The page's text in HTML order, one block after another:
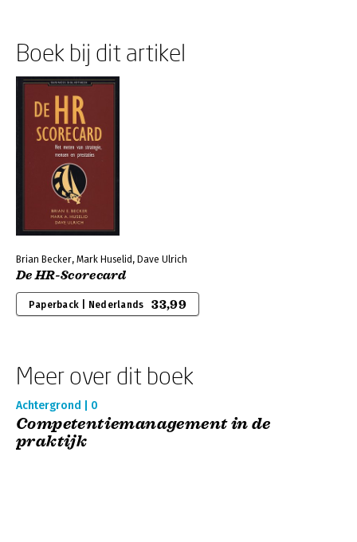
Boek bij dit artikel
Brian Becker, Mark Huselid, Dave Ulrich
De HR-Scorecard
Paperback | Nederlands 33,99
Meer over dit boek
Achtergrond | 0
Competentiemanagement in de
praktijk